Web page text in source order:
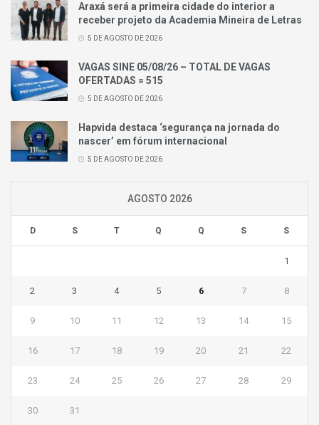
Araxá será a primeira cidade do interior a
receber projeto da Academia Mineira de Letras
5 DE AGOSTO DE 2026
VAGAS SINE 05/08/26 – TOTAL DE VAGAS
OFERTADAS = 515
5 DE AGOSTO DE 2026
Hapvida destaca ‘segurança na jornada do
nascer’ em fórum internacional
5 DE AGOSTO DE 2026
AGOSTO 2026
D S T Q Q S S
1
2 3 4 5 6 7 8
9 10 11 12 13 14 15
16 17 18 19 20 21 22
23 24 25 26 27 28 29
30 31